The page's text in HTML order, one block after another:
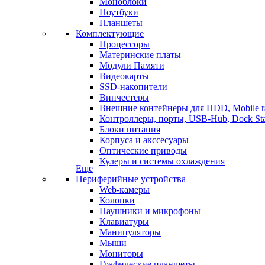
Ноутбуки
Планшеты
Комплектующие
Процессоры
Материнские платы
Модули Памяти
Видеокарты
SSD-накопители
Винчестеры
Внешние контейнеры для HDD, Mobile
Контроллеры, порты, USB-Hub, Dock
Блоки питания
Корпуса и акссесуары
Оптические приводы
Кулеры и системы охлаждения
Еще
Периферийные устройства
Web-камеры
Колонки
Наушники и микрофоны
Клавиатуры
Манипуляторы
Мыши
Мониторы